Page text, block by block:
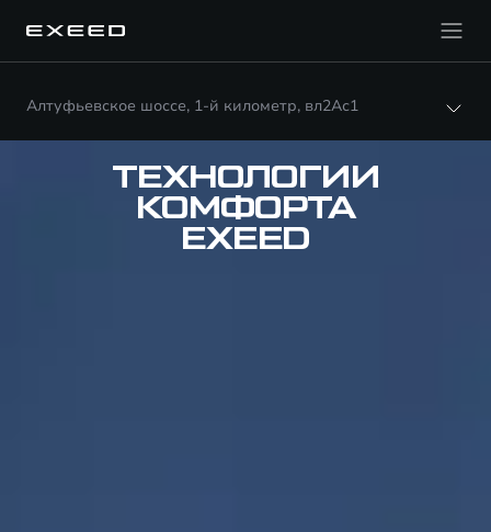
Алтуфьевское шоссе, 1-й километр, вл2Ас1
ТЕХНОЛОГИИ
КОМФОРТА
EXEED